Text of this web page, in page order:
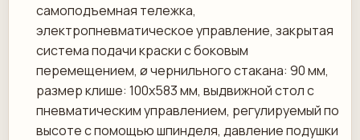
самоподъемная тележка,
электропневматическое управление, закрытая
система подачи краски с боковым
перемещением, ø чернильного стакана: 90 мм,
размер клише: 100x583 мм, выдвижной стол с
пневматическим управлением, регулируемый по
высоте с помощью шпинделя, давление подушки